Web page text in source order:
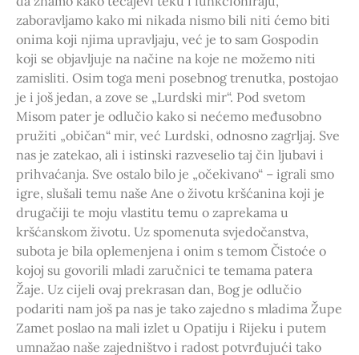
zaboravljamo kako mi nikada nismo bili niti ćemo biti
onima koji njima upravljaju, već je to sam Gospodin
koji se objavljuje na načine na koje ne možemo niti
zamisliti. Osim toga meni posebnog trenutka, postojao
je i još jedan, a zove se „Lurdski mir“. Pod svetom
Misom pater je odlučio kako si nećemo međusobno
pružiti „običan“ mir, već Lurdski, odnosno zagrljaj. Sve
nas je zatekao, ali i istinski razveselio taj čin ljubavi i
prihvaćanja. Sve ostalo bilo je „očekivano“ – igrali smo
igre, slušali temu naše Ane o životu kršćanina koji je
drugačiji te moju vlastitu temu o zaprekama u
kršćanskom životu. Uz spomenuta svjedočanstva,
subota je bila oplemenjena i onim s temom Čistoće o
kojoj su govorili mladi zaručnici te temama patera
Žaje. Uz cijeli ovaj prekrasan dan, Bog je odlučio
podariti nam još pa nas je tako zajedno s mladima Župe
Zamet poslao na mali izlet u Opatiju i Rijeku i putem
umnažao naše zajedništvo i radost potvrđujući tako